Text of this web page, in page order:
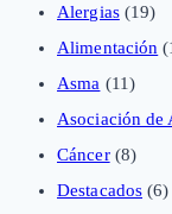
Alergias(19)
Alimentación
Asma (11)
Asociación de
Cáncer(8)
Destacados (6)